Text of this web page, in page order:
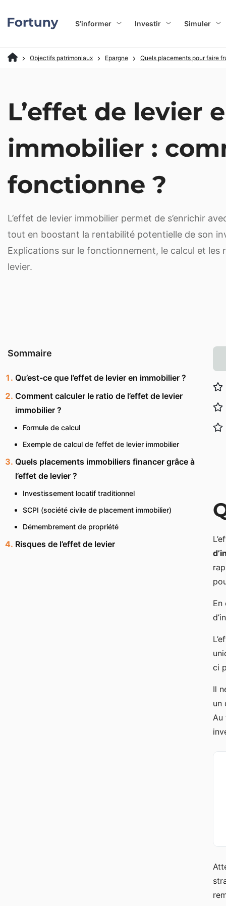
S’informer Investir Simuler
Objectifs patrimoniaux Epargne Quels placements pour faire
L’effet de levier
immobilier :
fonctionne ?
L’effet de levier immobilier permet de s’enrichir
tout en boostant la rentabilité potentielle de son
Explications sur le fonctionnement, le calcul et les
levier.
Sommaire
Qu’est-ce que l’effet de levier en immobilier ?
Comment calculer le ratio de l’effet de levier
immobilier ?
Formule de calcul
Exemple de calcul de l’effet de levier immobilier
Quels placements immobiliers financer grâce à
l’effet de levier ?
Investissement locatif traditionnel
SCPI (société civile de placement immobilier)
Démembrement de propriété
Risques de l’effet de levier
En
ci
Il
un
Au